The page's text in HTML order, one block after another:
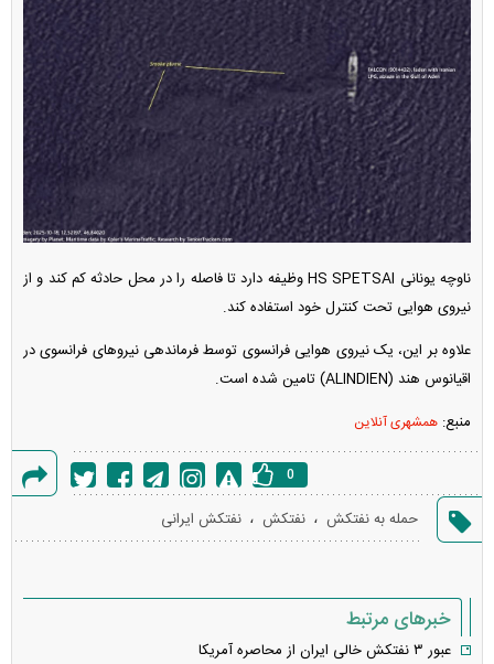
ناوچه یونانی HS SPETSAI وظیفه دارد تا فاصله را در محل حادثه کم کند و از
نیروی هوایی تحت کنترل خود استفاده کند.
علاوه بر این، یک نیروی هوایی فرانسوی توسط فرماندهی نیرو‌های فرانسوی در
اقیانوس هند (ALINDIEN) تامین شده است.
منبع: همشهری آنلاین
گزارش
خطا
0
حمله به نفتکش ، نفتکش ، نفتکش ایرانی
خبرهای مرتبط
عبور ۳ نفتکش خالی ایران از محاصره آمریکا